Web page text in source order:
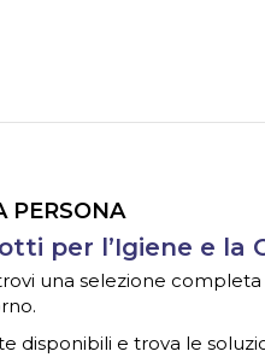
PERSONA
per l’Igiene e la
una selezione
disponibili e trova le